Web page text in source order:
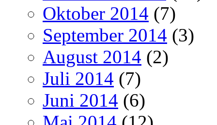
Oktober 2014 (7)
September 2014 (3)
August 2014 (2)
Juli 2014 (7)
Juni 2014 (6)